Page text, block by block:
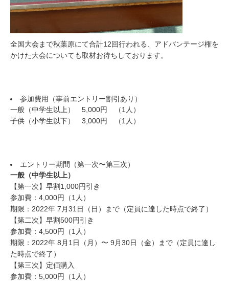
全国大会まで秋葉原にて合計12回行われる、アドバンテージ権を
かけた大会についても取材お待ちしております。
参加費用（事前エントリー割引あり）
一般（中学生以上） 5,000円 （1人）
子供（小学生以下） 3,000円 （1人）
エントリー期間（第一次〜第三次）
一般（中学生以上）
【第一次】早割1,000円引き
参加費：4,000円（1人）
期限：2022年 7月31日（日）まで（定員に達した時点で終了）
【第二次】早割500円引き
参加費：4,500円（1人）
期限：2022年 8月1日（月）〜 9月30日（金）まで（定員に達し
た時点で終了）
【第三次】定価購入
参加費：5,000円（1人）